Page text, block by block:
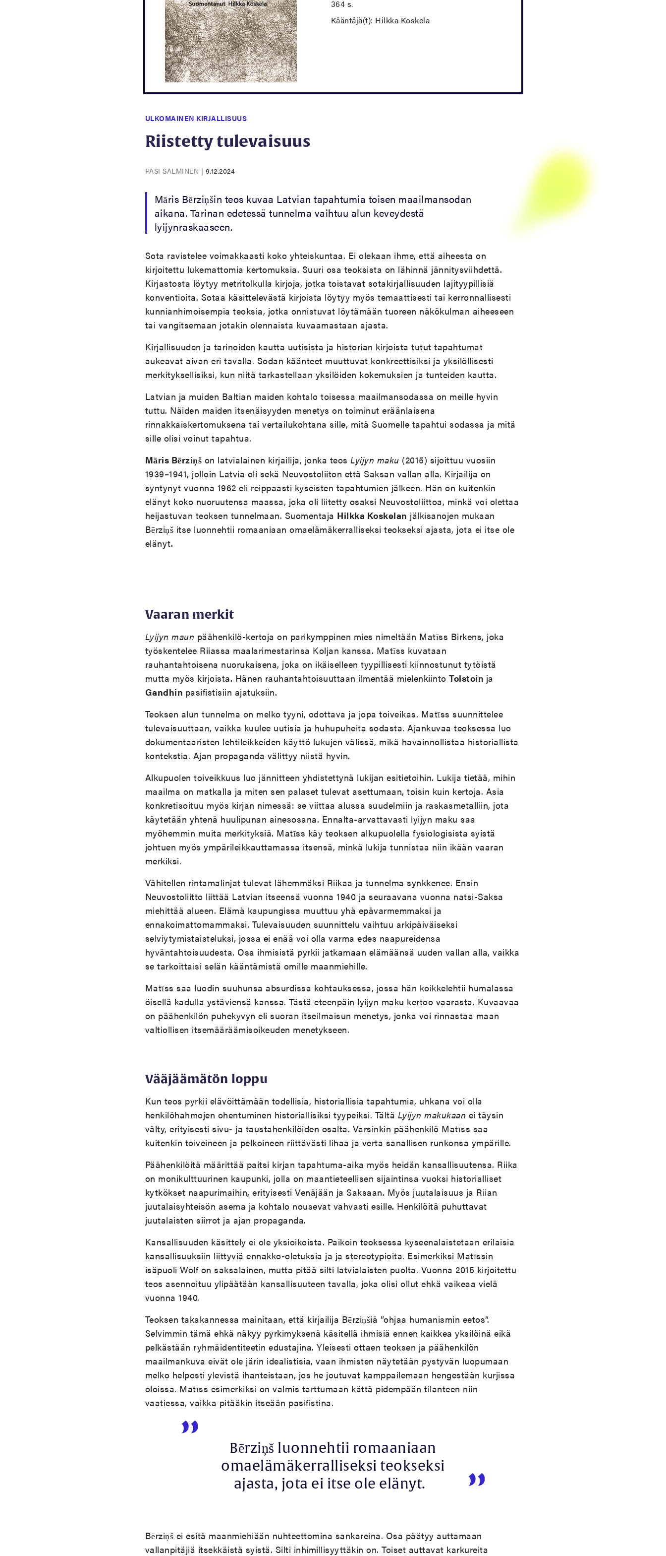
364 s.
Kääntäjä(t): Hilkka Koskela
ULKOMAINEN KIRJALLISUUS
Riistetty tulevaisuus
PASI SALMINEN | 9.12.2024
Māris Bērziņšin teos kuvaa Latvian tapahtumia toisen maailmansodan
aikana. Tarinan edetessä tunnelma vaihtuu alun keveydestä
lyijynraskaaseen.
Sota ravistelee voimakkaasti koko yhteiskuntaa. Ei olekaan ihme, että aiheesta on
kirjoitettu lukemattomia kertomuksia. Suuri osa teoksista on lähinnä jännitysviihdettä.
Kirjastosta löytyy metritolkulla kirjoja, jotka toistavat sotakirjallisuuden lajityypillisiä
konventioita. Sotaa käsittelevästä kirjoista löytyy myös temaattisesti tai kerronnallisesti
kunnianhimoisempia teoksia, jotka onnistuvat löytämään tuoreen näkökulman aiheeseen
tai vangitsemaan jotakin olennaista kuvaamastaan ajasta.
Kirjallisuuden ja tarinoiden kautta uutisista ja historian kirjoista tutut tapahtumat
aukeavat aivan eri tavalla. Sodan käänteet muuttuvat konkreettisiksi ja yksilöllisesti
merkityksellisiksi, kun niitä tarkastellaan yksilöiden kokemuksien ja tunteiden kautta.
Latvian ja muiden Baltian maiden kohtalo toisessa maailmansodassa on meille hyvin
tuttu. Näiden maiden itsenäisyyden menetys on toiminut eräänlaisena
rinnakkaiskertomuksena tai vertailukohtana sille, mitä Suomelle tapahtui sodassa ja mitä
sille olisi voinut tapahtua.
Māris Bērziņš on latvialainen kirjailija, jonka teos Lyijyn maku (2015) sijoittuu vuosiin
1939–1941, jolloin Latvia oli sekä Neuvostoliiton että Saksan vallan alla. Kirjailija on
syntynyt vuonna 1962 eli reippaasti kyseisten tapahtumien jälkeen. Hän on kuitenkin
elänyt koko nuoruutensa maassa, joka oli liitetty osaksi Neuvostoliittoa, minkä voi olettaa
heijastuvan teoksen tunnelmaan. Suomentaja Hilkka Koskelan jälkisanojen mukaan
Bērziņš itse luonnehtii romaaniaan omaelämäkerralliseksi teokseksi ajasta, jota ei itse ole
elänyt.
Vaaran merkit
Lyijyn maun päähenkilö-kertoja on parikymppinen mies nimeltään Matīss Birkens, joka
työskentelee Riiassa maalarimestarinsa Koljan kanssa. Matīss kuvataan
rauhantahtoisena nuorukaisena, joka on ikäiselleen tyypillisesti kiinnostunut tytöistä
mutta myös kirjoista. Hänen rauhantahtoisuuttaan ilmentää mielenkiinto Tolstoin ja
Gandhin pasifistisiin ajatuksiin.
Teoksen alun tunnelma on melko tyyni, odottava ja jopa toiveikas. Matīss suunnittelee
tulevaisuuttaan, vaikka kuulee uutisia ja huhupuheita sodasta. Ajankuvaa teoksessa luo
dokumentaaristen lehtileikkeiden käyttö lukujen välissä, mikä havainnollistaa historiallista
kontekstia. Ajan propaganda välittyy niistä hyvin.
Alkupuolen toiveikkuus luo jännitteen yhdistettynä lukijan esitietoihin. Lukija tietää, mihin
maailma on matkalla ja miten sen palaset tulevat asettumaan, toisin kuin kertoja. Asia
konkretisoituu myös kirjan nimessä: se viittaa alussa suudelmiin ja raskasmetalliin, jota
käytetään yhtenä huulipunan ainesosana. Ennalta-arvattavasti lyijyn maku saa
myöhemmin muita merkityksiä. Matīss käy teoksen alkupuolella fysiologisista syistä
johtuen myös ympärileikkauttamassa itsensä, minkä lukija tunnistaa niin ikään vaaran
merkiksi.
Vähitellen rintamalinjat tulevat lähemmäksi Riikaa ja tunnelma synkkenee. Ensin
Neuvostoliitto liittää Latvian itseensä vuonna 1940 ja seuraavana vuonna natsi-Saksa
miehittää alueen. Elämä kaupungissa muuttuu yhä epävarmemmaksi ja
ennakoimattomammaksi. Tulevaisuuden suunnittelu vaihtuu arkipäiväiseksi
selviytymistaisteluksi, jossa ei enää voi olla varma edes naapureidensa
hyväntahtoisuudesta. Osa ihmisistä pyrkii jatkamaan elämäänsä uuden vallan alla, vaikka
se tarkoittaisi selän kääntämistä omille maanmiehille.
Matīss saa luodin suuhunsa absurdissa kohtauksessa, jossa hän koikkelehtii humalassa
öisellä kadulla ystäviensä kanssa. Tästä eteenpäin lyijyn maku kertoo vaarasta. Kuvaavaa
on päähenkilön puhekyvyn eli suoran itseilmaisun menetys, jonka voi rinnastaa maan
valtiollisen itsemääräämisoikeuden menetykseen.
Vääjäämätön loppu
Kun teos pyrkii elävöittämään todellisia, historiallisia tapahtumia, uhkana voi olla
henkilöhahmojen ohentuminen historiallisiksi tyypeiksi. Tältä Lyijyn makukaan ei täysin
välty, erityisesti sivu- ja taustahenkilöiden osalta. Varsinkin päähenkilö Matīss saa
kuitenkin toiveineen ja pelkoineen riittävästi lihaa ja verta sanallisen runkonsa ympärille.
Päähenkilöitä määrittää paitsi kirjan tapahtuma-aika myös heidän kansallisuutensa. Riika
on monikulttuurinen kaupunki, jolla on maantieteellisen sijaintinsa vuoksi historialliset
kytkökset naapurimaihin, erityisesti Venäjään ja Saksaan. Myös juutalaisuus ja Riian
juutalaisyhteisön asema ja kohtalo nousevat vahvasti esille. Henkilöitä puhuttavat
juutalaisten siirrot ja ajan propaganda.
Kansallisuuden käsittely ei ole yksioikoista. Paikoin teoksessa kyseenalaistetaan erilaisia
kansallisuuksiin liittyviä ennakko-oletuksia ja ja stereotypioita. Esimerkiksi Matīssin
isäpuoli Wolf on saksalainen, mutta pitää silti latvialaisten puolta. Vuonna 2015 kirjoitettu
teos asennoituu ylipäätään kansallisuuteen tavalla, joka olisi ollut ehkä vaikeaa vielä
vuonna 1940.
Teoksen takakannessa mainitaan, että kirjailija Bērziņšiä ”ohjaa humanismin eetos”.
Selvimmin tämä ehkä näkyy pyrkimyksenä käsitellä ihmisiä ennen kaikkea yksilöinä eikä
pelkästään ryhmäidentiteetin edustajina. Yleisesti ottaen teoksen ja päähenkilön
maailmankuva eivät ole järin idealistisia, vaan ihmisten näytetään pystyvän luopumaan
melko helposti ylevistä ihanteistaan, jos he joutuvat kamppailemaan hengestään kurjissa
oloissa. Matīss esimerkiksi on valmis tarttumaan kättä pidempään tilanteen niin
vaatiessa, vaikka pitääkin itseään pasifistina.
Bērziņš luonnehtii romaaniaan
omaelämäkerralliseksi teokseksi
ajasta, jota ei itse ole elänyt.
Bērziņš ei esitä maanmiehiään nuhteettomina sankareina. Osa päätyy auttamaan
vallanpitäjiä itsekkäistä syistä. Silti inhimillisyyttäkin on. Toiset auttavat karkureita